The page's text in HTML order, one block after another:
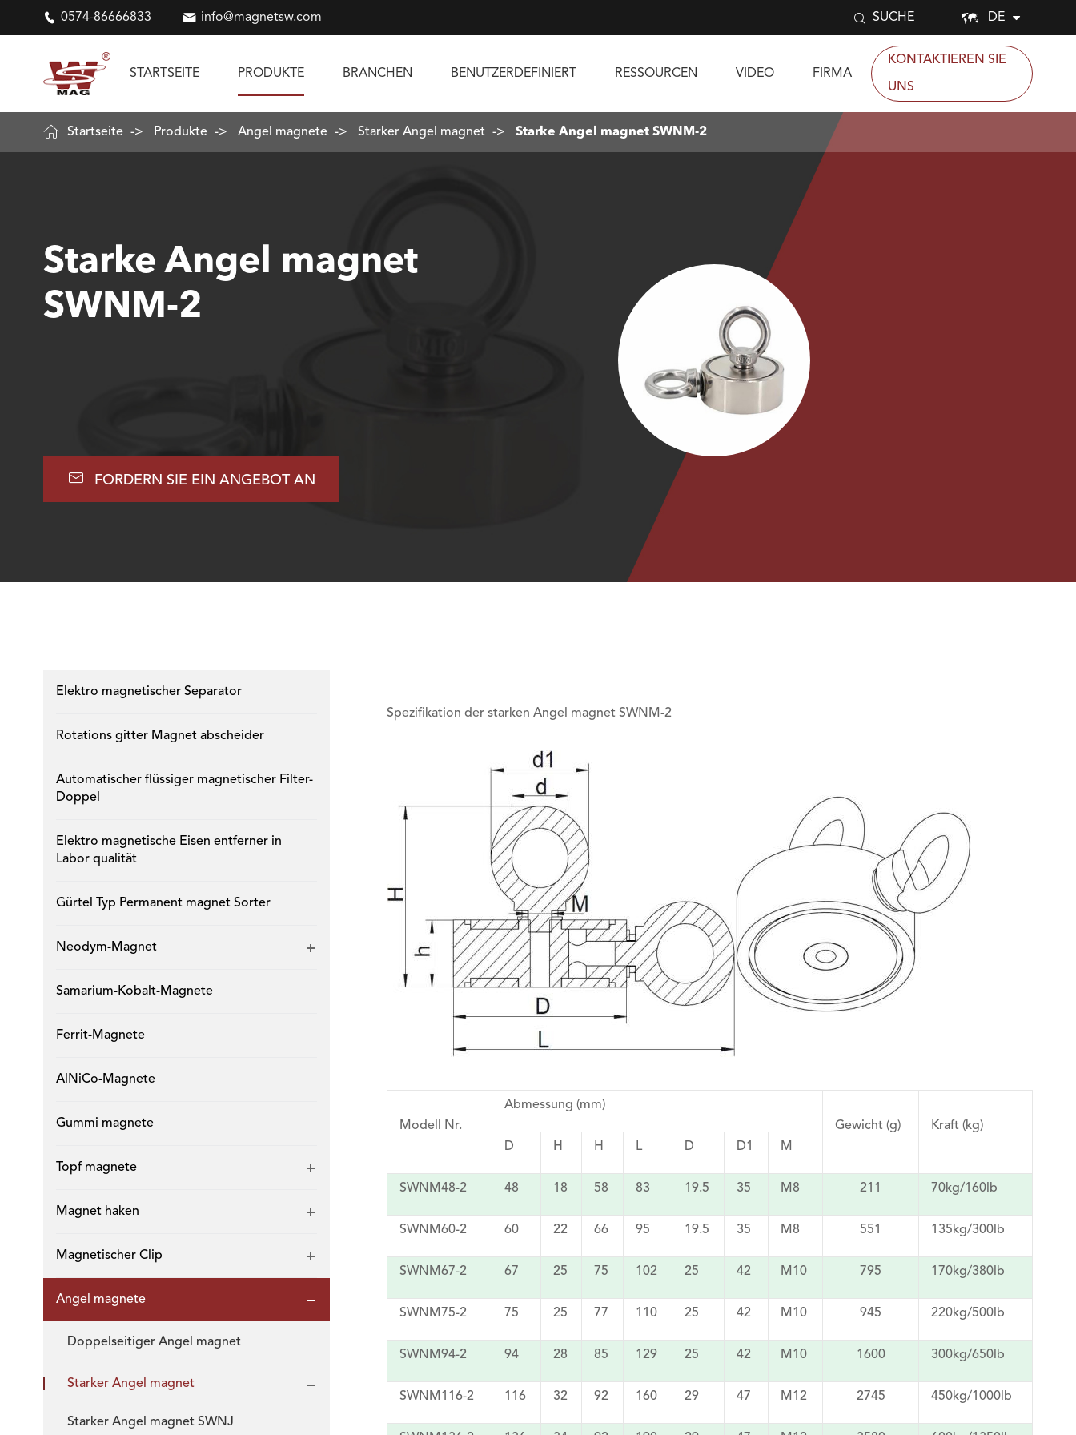
 0574-86666833  info@magnetsw.com  SUCHE  DE
STARTSEITE PRODUKTE BRANCHEN BENUTZERDEFINIERT RESSOURCEN VIDEO FIRMA
KONTAKTIEREN SIE
UNS
 Startseite Produkte Angel magnete Starker Angel magnet Starke Angel magnet SWNM-2
Starke Angel magnet
SWNM-2
 FORDERN SIE EIN ANGEBOT AN
Elektro magnetischer Separator
Rotations gitter Magnet abscheider
Automatischer flüssiger magnetischer Filter-
Doppel
Elektro magnetische Eisen entferner in
Labor qualität
Gürtel Typ Permanent magnet Sorter
Neodym-Magnet
Samarium-Kobalt-Magnete
Ferrit-Magnete
AlNiCo-Magnete
Gummi magnete
Topf magnete
Magnet haken
Magnetischer Clip
Angel magnete
Doppelseitiger Angel magnet
Starker Angel magnet
Starker Angel magnet SWNJ
Spezifikation der starken Angel magnet SWNM-2
Modell Nr.
Abmessung (mm)
Gewicht (g)
Kraft (kg)
D
H H L D D1 M
SWNM48-2 48 18 58 83 19.5 35 M8 211 70kg/160lb
SWNM60-2 60 22 66 95 19.5 35 M8 551 135kg/300lb
SWNM67-2 67 25 75 102 25 42 M10 795 170kg/380lb
SWNM75-2 75 25 77 110 25 42 M10 945 220kg/500lb
SWNM94-2 94 28 85 129 25 42 M10 1600 300kg/650lb
SWNM116-2 116 32 92 160 29 47 M12 2745 450kg/1000lb